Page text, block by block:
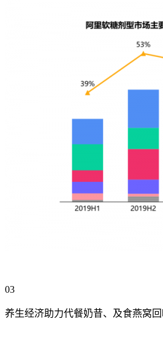
03
养生经济助力代餐奶昔、及食燕窝